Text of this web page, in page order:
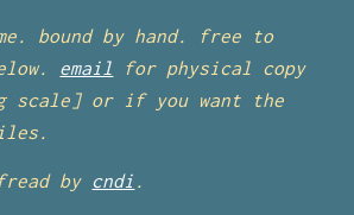
bound by hand. free to
email for physical copy
scale] or if you want the
by cndi .